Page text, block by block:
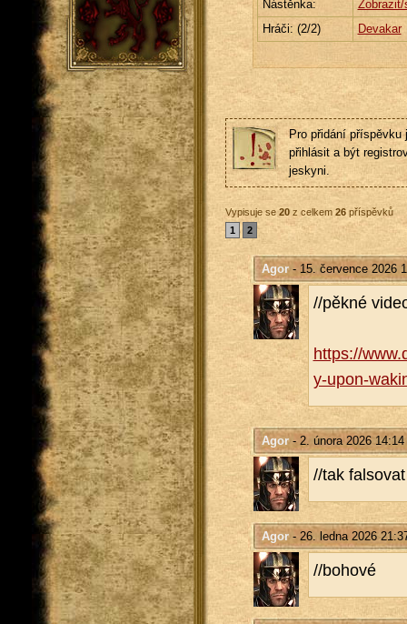
Nástěnka:
Hráči: (2/2) Devakar
Pro přidání příspěvku
přihlásit a být
jeskyni.
Vypisuje se20z celkem 26příspěvků
1
2
Agor- 15. července 2026
//pěkné
https://​
y-upon-
Agor- 2. února 2026 14:14
//tak fal­so­vat
Agor- 26. ledna 2026
//bo­ho­vé